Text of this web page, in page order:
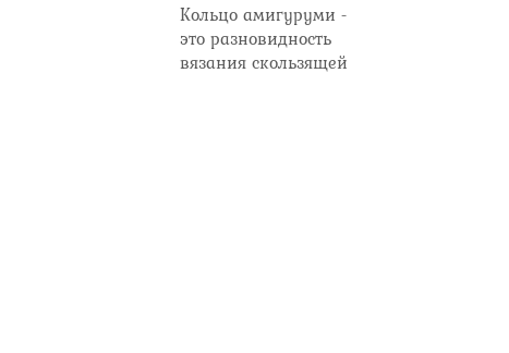
Кольцо амигуруми -
это разновидность
вязания скользящей